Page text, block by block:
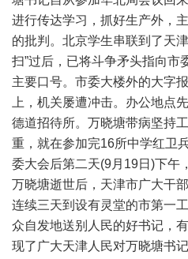
进行传达学习，抓好生产外，
的批判。北京学生串联到了天
扫”过后，已将斗争矛头指向市
主要口号。市委大楼外的大字
上，机关屡遭冲击。办公地点
德道招待所。万晓塘带病坚持
重，就在参加完16所中学红卫
委大会后第二天(9月19日)下午
万晓塘逝世后，天津市广大干
连续三天到设有灵堂的市第一
众自发地送别人民的好书记，
现了广大天津人民对万晓塘书